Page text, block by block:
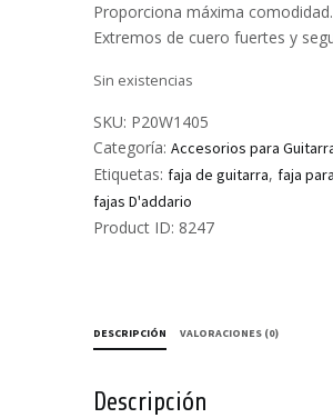
Proporciona máxima comodidad.
Extremos de cuero fuertes y
Sin existencias
SKU: P20W1405
Categoría: Accesorios para
Etiquetas: faja de guitarra, faja
fajas D'addario
Product ID: 8247
DESCRIPCIÓN VALORACIONES (0)
Descripción